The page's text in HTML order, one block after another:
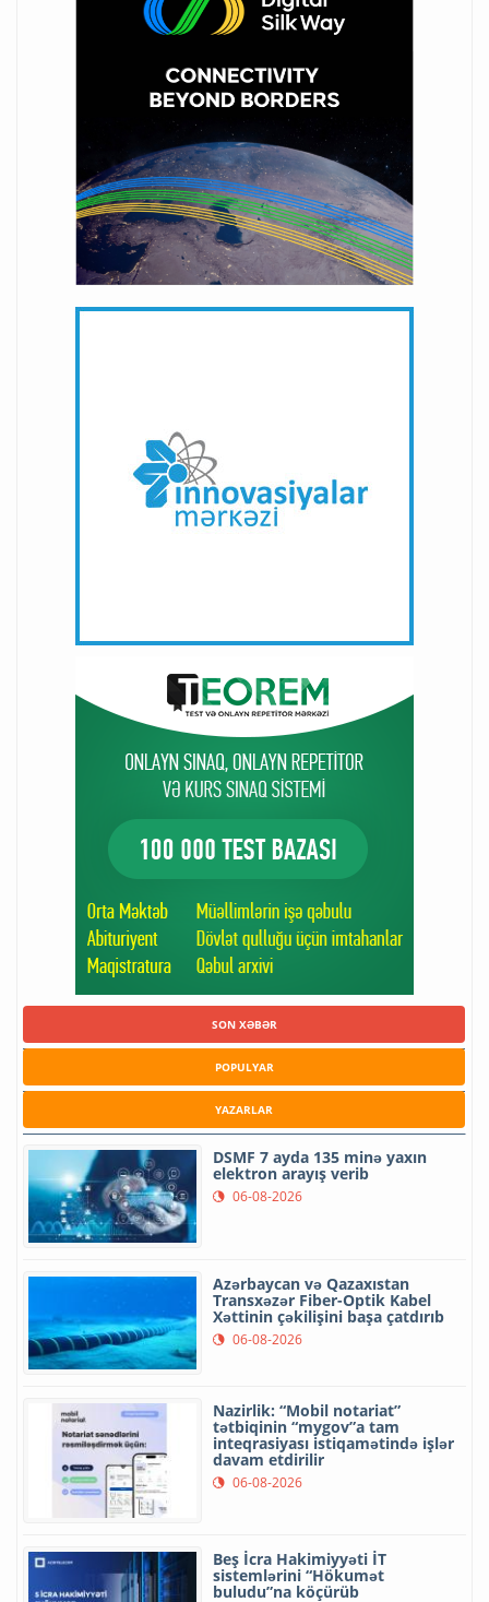
SON XƏBƏR
POPULYAR
YAZARLAR
DSMF 7 ayda 135 minə yaxın
elektron arayış verib
06-08-2026
Azərbaycan və Qazaxıstan
Transxəzər Fiber-Optik Kabel
Xəttinin çəkilişini başa çatdırıb
06-08-2026
Nazirlik: “Mobil notariat”
tətbiqinin “mygov”a tam
inteqrasiyası istiqamətində işlər
davam etdirilir
06-08-2026
Beş İcra Hakimiyyəti İT
sistemlərini “Hökumət
buludu”na köçürüb